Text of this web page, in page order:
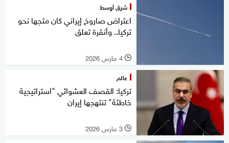
شرق أوسط
اعتراض صاروخ إيراني كان متجها نحو
تركيا.. وأنقرة تعلق
l 4 مارس 2026
عالم
تركيا: القصف العشوائي "استراتيجية
خاطئة" تنتهجها إيران
l 3 مارس 2026